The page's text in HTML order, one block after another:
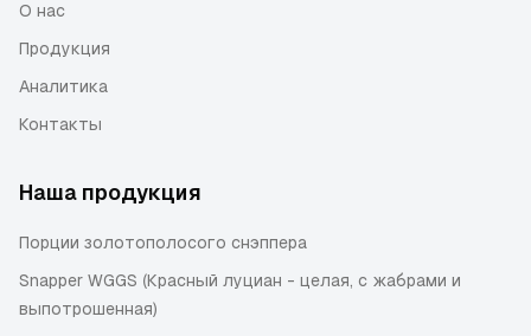
О нас
Продукция
Аналитика
Контакты
Наша продукция
Порции золотополосого снэппера
Snapper WGGS (Красный луциан - целая, с жабрами и
выпотрошенная)